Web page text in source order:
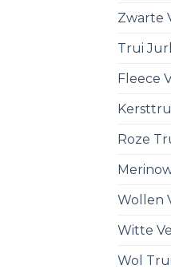
Zwarte
Trui
Fleece
Roze
Wollen
Witte
Wol Trui